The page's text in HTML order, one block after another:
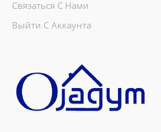
Связаться С Нами
Выйти С Аккаунта